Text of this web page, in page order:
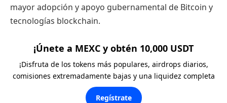
mayor adopción y apoyo gubernamental de Bitcoin y
tecnologías blockchain.
¡Únete a MEXC y obtén 10,000 USDT
¡Disfruta de los tokens más populares, airdrops diarios,
comisiones extremadamente bajas y una liquidez completa
Regístrate